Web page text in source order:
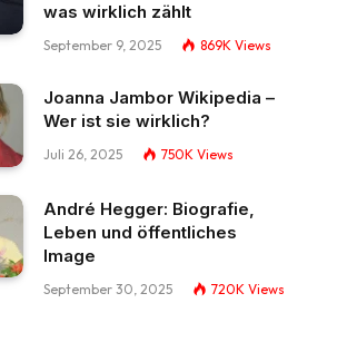
was wirklich zählt
September 9, 2025 869K Views
Joanna Jambor Wikipedia –
Wer ist sie wirklich?
Juli 26, 2025 750K Views
André Hegger: Biografie,
Leben und öffentliches
Image
September 30, 2025 720K Views